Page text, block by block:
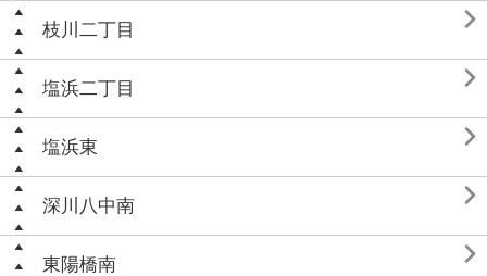
枝川二丁目 
塩浜二丁目 
塩浜東 
深川八中南 
東陽橋南 